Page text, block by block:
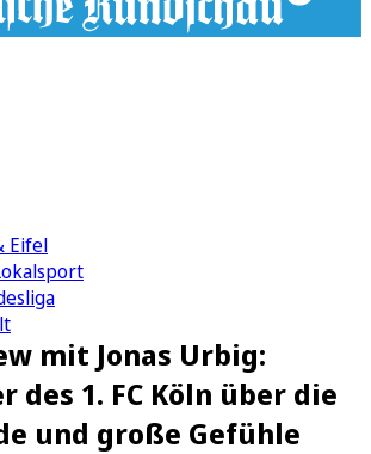
Eifel
mit Jonas Urbig:
des 1. FC Köln über die
und große Gefühle